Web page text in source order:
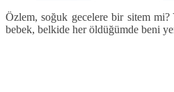
Özlem, soğuk gecelere bir sitem mi?
bebek, belkide her öldüğümde beni